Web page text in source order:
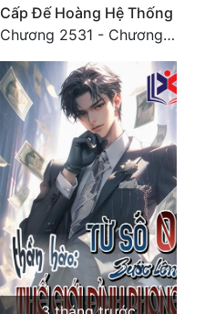
Cấp Đế Hoàng Hệ Thống
Chương 2531 - Chương cuối